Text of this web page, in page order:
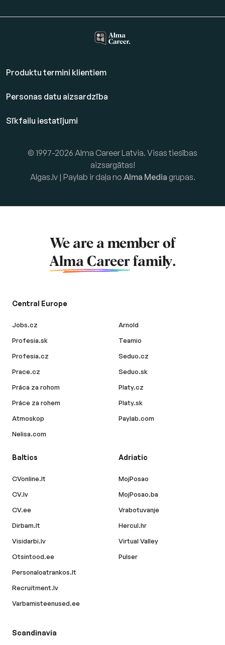
Produktu termini klientiem
Personas datu aizsardzība
Sīkfailu iestatījumi
© 1997-2026 Alma Career Latvia. Visas tiesības
aizsargātas!
Algas.lv | Paylab ir daļa no Alma Media grupas.
We are a member of
Alma Career family.
Central Europe
Jobs.cz
Profesia.sk
Profesia.cz
Prace.cz
Práca za rohom
Práce za rohem
Atmoskop
Nelisa.com
Arnold
Teamio
Seduo.cz
Seduo.sk
Platy.cz
Platy.sk
Paylab.com
Baltics
CVonline.lt
CV.lv
CV.ee
Dirbam.lt
Visidarbi.lv
Otsintood.ee
Personaloatrankos.lt
Recruitment.lv
Varbamisteenused.ee
Adriatic
MojPosao
MojPosao.ba
Vrabotuvanje
Hercul.hr
Virtual Valley
Pulser
Scandinavia